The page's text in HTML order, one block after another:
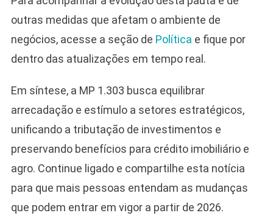
outras medidas que afetam o ambiente de
negócios, acesse a seção de Política e fique por
dentro das atualizações em tempo real.
Em síntese, a MP 1.303 busca equilibrar
arrecadação e estímulo a setores estratégicos,
unificando a tributação de investimentos e
preservando benefícios para crédito imobiliário e
agro. Continue ligado e compartilhe esta notícia
para que mais pessoas entendam as mudanças
que podem entrar em vigor a partir de 2026.